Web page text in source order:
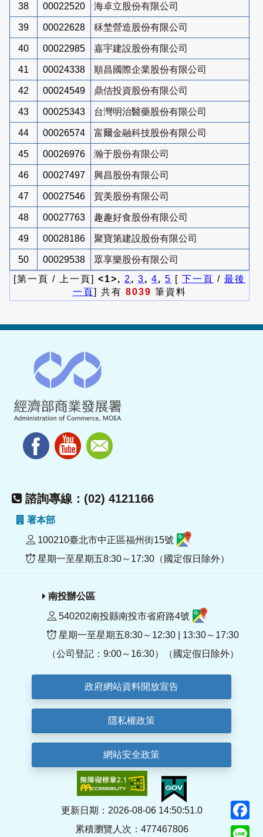
38 00022520 海卓立股份有限公司
39 00022628 秝埜營造股份有限公司
40 00022985 嘉宇建設股份有限公司
41 00024338 順昌國際企業股份有限公司
42 00024549 鼎佶投資股份有限公司
43 00025343 台灣明治醫藥股份有限公司
44 00026574 富爾金融科技股份有限公司
45 00026976 瀚于股份有限公司
46 00027497 興昌股份有限公司
47 00027546 賀美股份有限公司
48 00027763 趣趣好食股份有限公司
49 00028186 聚寶第建設股份有限公司
50 00029538
眾享樂股份有限公司
[第一頁 / 上一頁] <1>, 2 , 3, 4, 5 [ 下一頁 / 最後
一頁] 共有 8039 筆資料
諮詢專線：(02) 4121166
署本部
100210臺北市中正區福州街15號
星期一至星期五8:30～17:30（國定假日除外）
南投辦公區
540202南投縣南投市省府路4號
星期一至星期五8:30～12:30 | 13:30～17:30
（公司登記：9:00～16:30）（國定假日除外）
政府網站資料開放宣告
隱私權政策
網站安全政策
更新日期：2026-08-06 14:50:51.0
累積瀏覽人次：477467806